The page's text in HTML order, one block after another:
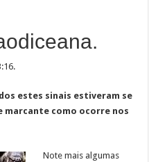
estes sinais estiveram se
marcante como ocorre nos
Note mais algumas